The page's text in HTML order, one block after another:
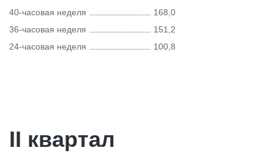
40-часовая неделя
168,0
36-часовая неделя
151,2
24-часовая неделя
100,8
II квартал